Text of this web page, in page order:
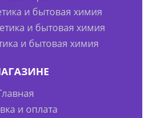
и бытовая химия
и бытовая химия
и бытовая химия
и оплата